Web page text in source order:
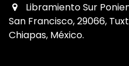
Libramiento Sur
San Francisco, 29066,
Chiapas, México.